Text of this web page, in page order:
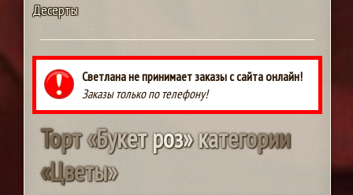
Десерты
Светлана не принимает заказы с сайта онлайн!
Заказы только по телефону!
Торт«Букетроз»категории
«Цветы»